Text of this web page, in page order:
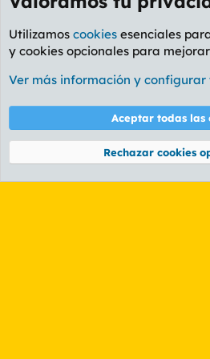
Castilla-La Mancha
Cookies
PL OLDSTYLE
Términos y reglas
Community platform by XenForo® © 2010-
Utilizamos cookies esenciales
y cookies opcionales para
Ver más información y configurar
Aceptar todas las
Rechazar cookies